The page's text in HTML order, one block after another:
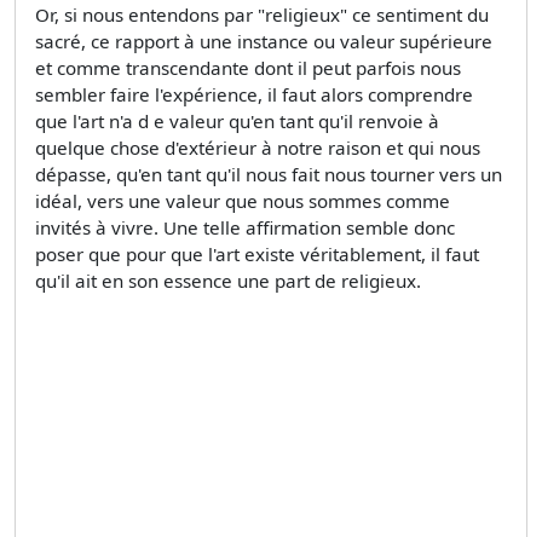
Or, si nous entendons par "religieux" ce sentiment du
sacré, ce rapport à une instance ou valeur supérieure
et comme transcendante dont il peut parfois nous
sembler faire l'expérience, il faut alors comprendre
que l'art n'a d e valeur qu'en tant qu'il renvoie à
quelque chose d'extérieur à notre raison et qui nous
dépasse, qu'en tant qu'il nous fait nous tourner vers un
idéal, vers une valeur que nous sommes comme
invités à vivre. Une telle affirmation semble donc
poser que pour que l'art existe véritablement, il faut
qu'il ait en son essence une part de religieux.